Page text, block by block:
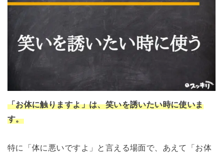
「お体に触りますよ」は、笑いを誘いたい時に使いま
す。
特に「体に悪いですよ」と言える場面で、あえて「お体